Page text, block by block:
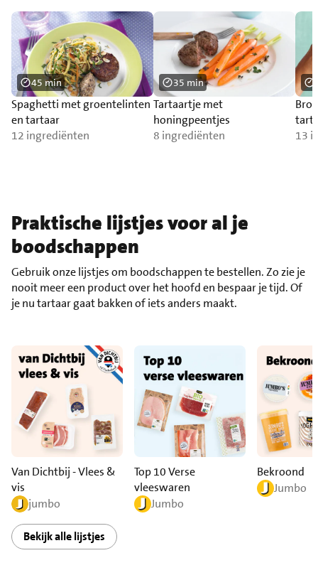
Spaghetti met groentelinten
en tartaar
12 ingrediënten
45 min
Tartaartje met
honingpeentjes
8 ingrediënten
35 min
13
Praktische lijstjes voor al je
boodschappen
Gebruik onze lijstjes om boodschappen te bestellen. Zo zie je
nooit meer een product over het hoofd en bespaar je tijd. Of
je nu tartaar gaat bakken of iets anders maakt.
Van Dichtbij - Vlees &
vis
jumbo
Top 10 Verse
vleeswaren
Jumbo
Bekroond
Jumbo
Bekijk alle lijstjes